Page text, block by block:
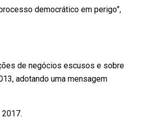
democrático em perigo”,
de negócios escusos e sobre
adotando uma mensagem